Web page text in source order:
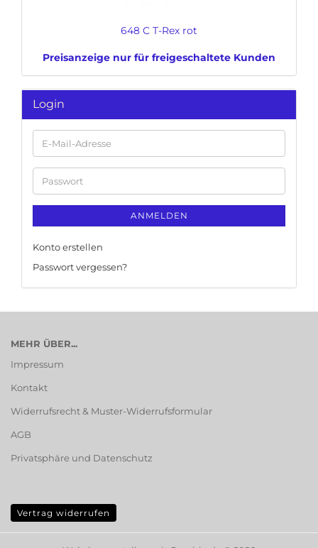
648 C T-Rex rot
Preisanzeige nur für freigeschaltete Kunden
Login
E-
Mail-
Adresse
Passwort
ANMELDEN
Konto erstellen
Passwort vergessen?
MEHR ÜBER...
Impressum
Kontakt
Widerrufsrecht & Muster-Widerrufsformular
AGB
Privatsphäre und Datenschutz
Vertrag widerrufen